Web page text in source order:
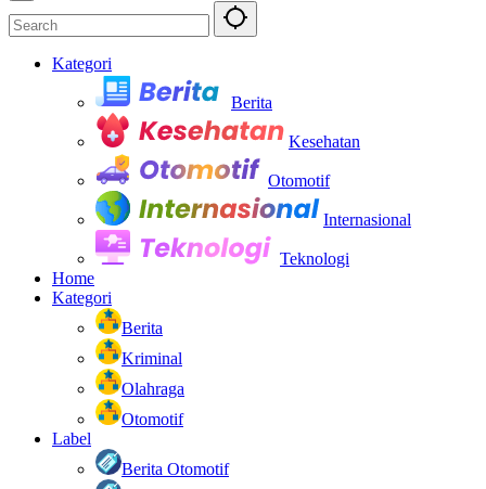
Kategori
Berita
Kesehatan
Otomotif
Internasional
Teknologi
Home
Kategori
Berita
Kriminal
Olahraga
Otomotif
Label
Berita Otomotif